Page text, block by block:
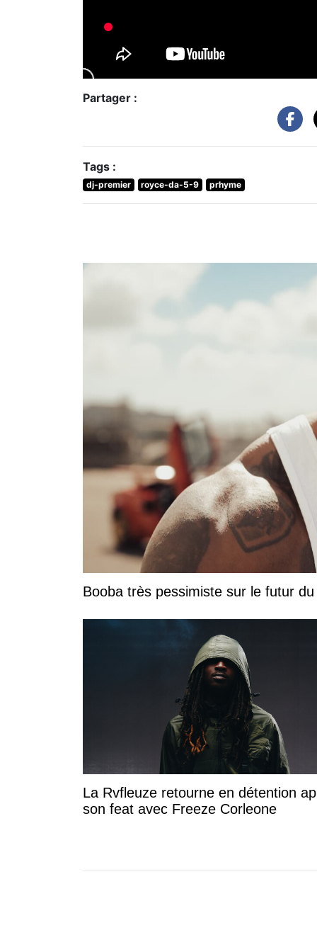
Partager :
Tags :
dj-premier royce-da-5-9 prhyme
Booba très pessimiste sur le futur
La Rvfleuze retourne en détention
son feat avec Freeze Corleone